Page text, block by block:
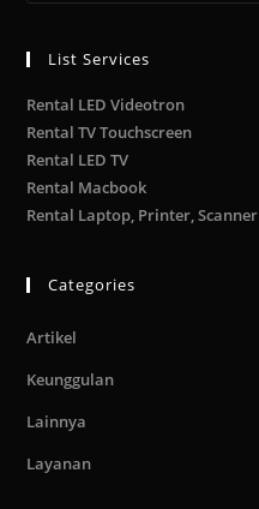
List Services
Rental LED Videotron
Rental TV Touchscreen
Rental LED TV
Rental Macbook
Rental Laptop, Printer, Scanner
Categories
Artikel
Keunggulan
Lainnya
Layanan